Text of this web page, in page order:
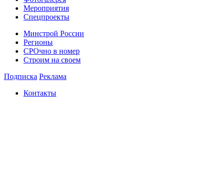
Мероприятия
Спецпроекты
Минстрой России
Регионы
СРОчно в номер
Строим на своем
Подписка Реклама
Контакты